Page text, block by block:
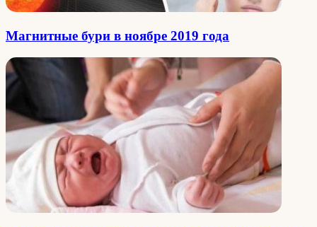
Магнитные бури в ноябре 2019 года